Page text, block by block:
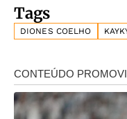
Tags
DIONES COELHO